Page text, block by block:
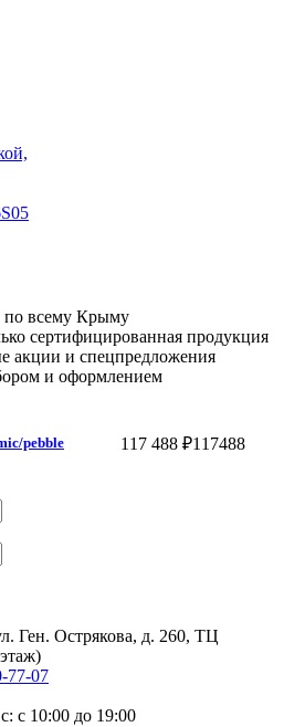
по всему Крыму
сертифицированная продукция
акции и спецпредложения
и оформлением
pebble 117 488 ₽117488
Ген. Острякова, д. 260, ТЦ
77-07
с 10:00 до 19:00